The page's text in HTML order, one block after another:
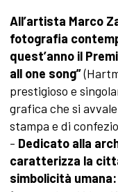
All’artista Marco
fotografia
quest’anno il
all one song”
prestigioso e
grafica che si
stampa e di
- Dedicato alla
caratterizza la
simbolicità